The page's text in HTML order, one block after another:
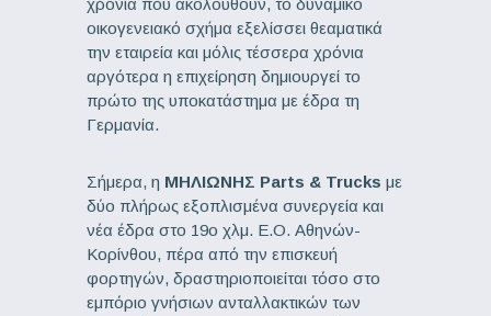
χρόνια που ακολουθούν, το δυναμικό
οικογενειακό σχήμα εξελίσσει θεαματικά
την εταιρεία και μόλις τέσσερα χρόνια
αργότερα η επιχείρηση δημιουργεί το
πρώτο της υποκατάστημα με έδρα τη
Γερμανία.
Σήμερα, η ΜΗΛΙΩΝΗΣ Parts & Trucks με
δύο πλήρως εξοπλισμένα συνεργεία και
νέα έδρα στο 19ο χλμ. Ε.Ο. Αθηνών-
Κορίνθου, πέρα από την επισκευή
φορτηγών, δραστηριοποιείται τόσο στο
εμπόριο γνήσιων ανταλλακτικών των